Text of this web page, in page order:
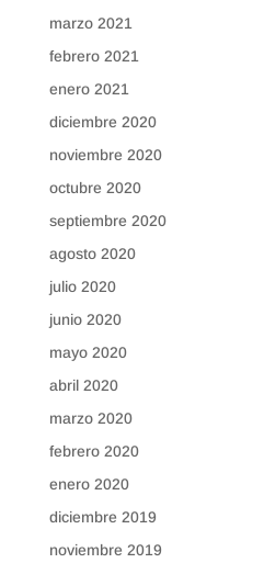
marzo 2021
febrero 2021
enero 2021
diciembre 2020
noviembre 2020
octubre 2020
septiembre 2020
agosto 2020
julio 2020
junio 2020
mayo 2020
abril 2020
marzo 2020
febrero 2020
enero 2020
diciembre 2019
noviembre 2019